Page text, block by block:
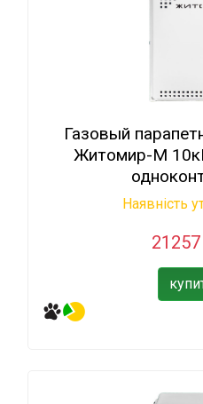
Газовый
Житомир-М
Наявність